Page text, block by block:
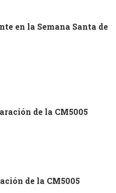
en la Semana Santa de
de la CM5005